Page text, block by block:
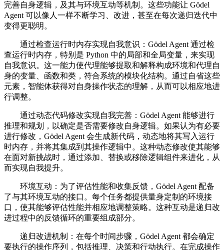
完善自身逻辑，及其与环境互动等机制。这些功能让 Gödel
Agent 可以像人一样不断学习、改进，甚至在每次递归迭代中
变得更聪明。
通过检查运行时内存实现自我意识：Gödel Agent 通过检
查运行时内存，特别是 Python 中的局部和全局变量，来实现
自我意识。这一能力使代理能够提取和解释构成环境和代理自
身的变量、函数和类，符合系统的模块化结构。通过自省这些
元素，智能体获得对自身操作状态的理解，从而可以相应地进
行调整。
通过动态代码修改实现自我完善：Gödel Agent 能够进行
推理和规划，以确定是否需要修改自身逻辑。如果认为有必要
进行修改，Gödel Agent 会生成新代码，动态地将其写入运行
时内存，并将其集成到其操作逻辑中。这种动态修改使其能够
在面对新挑战时，通过添加、替换或移除逻辑组件来进化，从
而实现自我提升。
环境互动：为了评估性能和收集反馈，Gödel Agent 配备
了与其环境互动的接口。每个任务都提供量身定制的环境接
口，使其能够评估性能并相应地调整策略。这种互动是递归改
进过程中的反馈循环的重要组成部分。
递归改进机制：在每个时间步骤，Gödel Agent 都会确定
要执行的操作序列，包括推理、决策和行动执行。在完成操作